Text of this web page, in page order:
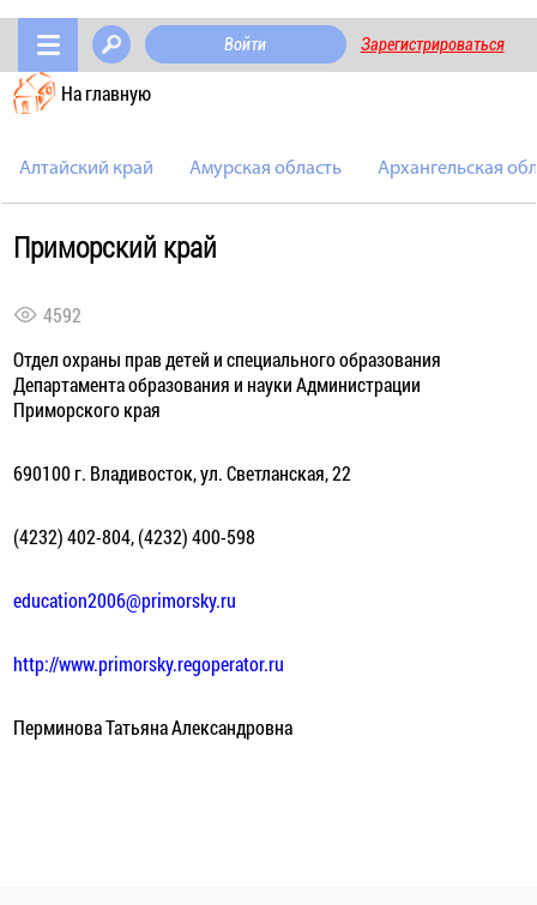
Войти Зарегистрироваться
На главную
Алтайский край Амурская область Архангельская
Приморский край
4592
Отдел охраны прав детей и специального образования
Департамента образования и науки Администрации
Приморского края
690100 г. Владивосток, ул. Светланская, 22
(4232) 402-804, (4232) 400-598
education2006@primorsky.ru
http://www.primorsky.regoperator.ru
Перминова Татьяна Александровна